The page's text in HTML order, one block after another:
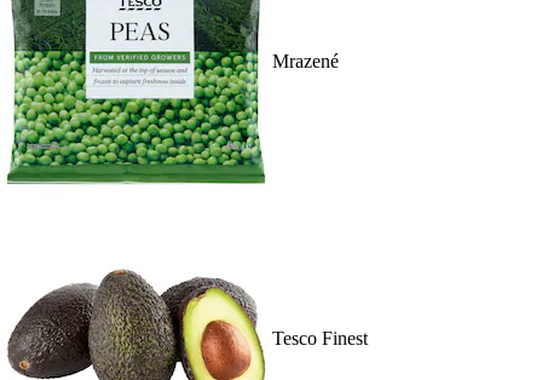
Mrazené
Tesco Finest